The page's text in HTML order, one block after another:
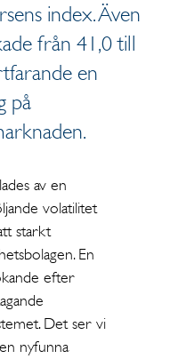
index. Även
från 41,0 till
en
på
av en
volatilitet
starkt
En
efter
Det ser vi
nyfunna